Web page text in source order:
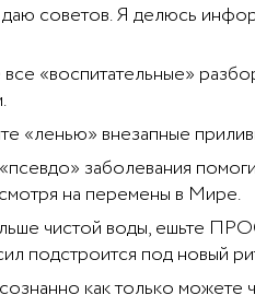
советов. Я делюсь
«воспитательные»
«ленью» внезапные
заболевания
на перемены в Мире.
чистой воды, ешьте
подстроится под новый
как только можете